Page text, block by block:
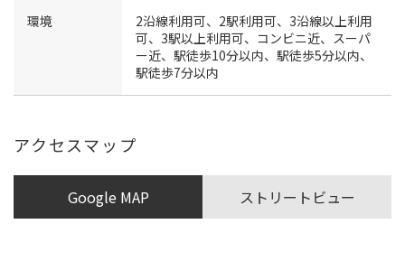
環境
2沿線利用可、2駅利用可、3沿線以上利用
可、3駅以上利用可、コンビニ近、スーパ
ー近、駅徒歩10分以内、駅徒歩5分以内、
駅徒歩7分以内
アクセスマップ
Google MAP ストリートビュー